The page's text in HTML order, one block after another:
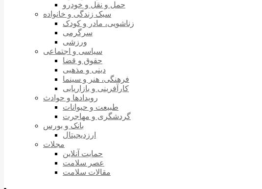
حمل و نقل و خودرو
سبک زندگی و خانواده
زناشویی، مادر و کودک
سرگرمی
ورزشی
سیاسی و اجتماعی
حقوق و قضا
دینی و مذهبی
فرهنگی، هنر و سینما
کارآفرینی و بازاریابی
رویدادها و حوادث
طبیعت و حیوانات
گردشگری و مهاجرت
بانک و بورس
ارزدیجیتال
مجلات
حمایت آنلاین
عصر سلامت
مقالات سلامت